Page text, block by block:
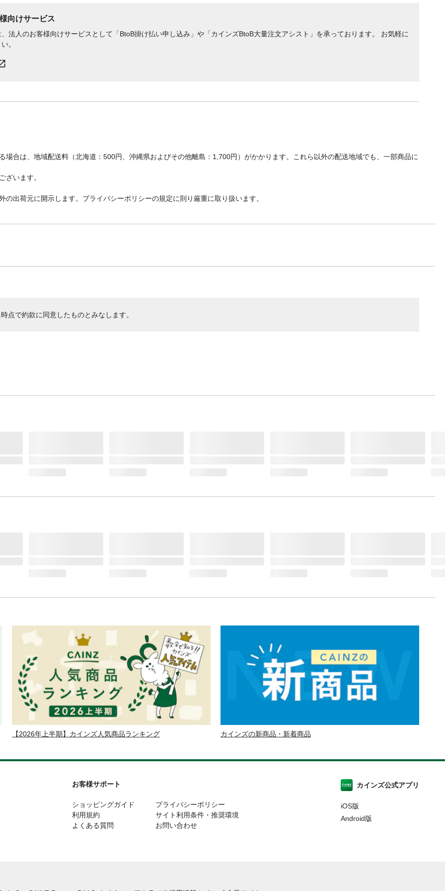
向けサービス
法人のお客様向けサービスとして「BtoB掛け払い申し込み」や「カインズBtoB大量注文アシスト」を承っております。 お気軽に
。
合は、地域配送料（北海道：500円、沖縄県およびその他離島：1,700円）がかかります。これら以外の配送地域でも、一部商品に
ざいます。
出荷元に開示します。プライバシーポリシーの規定に則り厳重に取り扱います。
点で約款に同意したものとみなします。
【2026年上半期】カインズ人気商品ランキング カインズの新商品・新着商品
お客様サポート
ショッピングガイド
利用規約
よくある質問
プライバシーポリシー
サイト利用条件・推奨環境
お問い合わせ
カインズ公式アプリ
iOS版
Android版